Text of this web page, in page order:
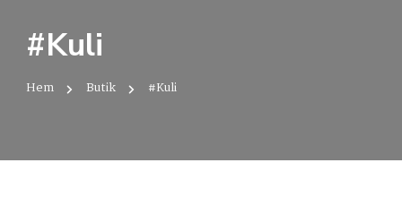
#Kuli
Hem Butik #Kuli